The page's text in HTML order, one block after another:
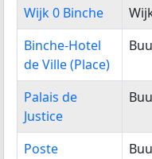
Wijk 0 Binche
Binche-Hotel
de Ville (Place)
Palais de
Justice
Poste